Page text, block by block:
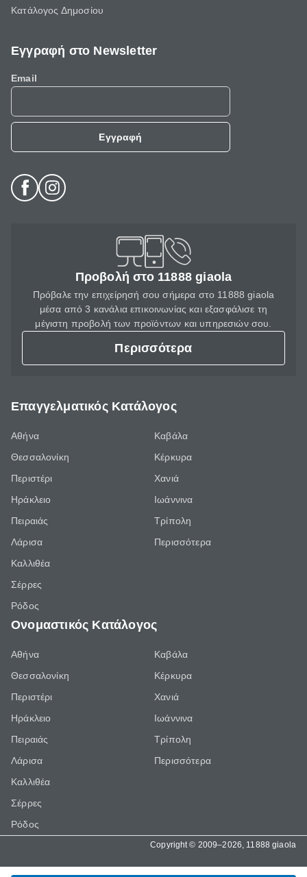
Κατάλογος Δημοσίου
Εγγραφή στο Newsletter
Email
Εγγραφή
Προβολή στο 11888 giaola
Πρόβαλε την επιχείρησή σου σήμερα στο 11888 giaola
μέσα από 3 κανάλια επικοινωνίας και εξασφάλισε τη
μέγιστη προβολή των προϊόντων και υπηρεσιών σου.
Περισσότερα
Επαγγελματικός Κατάλογος
Αθήνα
Θεσσαλονίκη
Περιστέρι
Ηράκλειο
Πειραιάς
Λάρισα
Καλλιθέα
Σέρρες
Ρόδος
Καβάλα
Κέρκυρα
Χανιά
Ιωάννινα
Τρίπολη
Περισσότερα
Ονομαστικός Κατάλογος
Αθήνα
Θεσσαλονίκη
Περιστέρι
Ηράκλειο
Πειραιάς
Λάρισα
Καλλιθέα
Σέρρες
Ρόδος
Καβάλα
Κέρκυρα
Χανιά
Ιωάννινα
Τρίπολη
Περισσότερα
Copyright © 2009–2026, 11888 giaola